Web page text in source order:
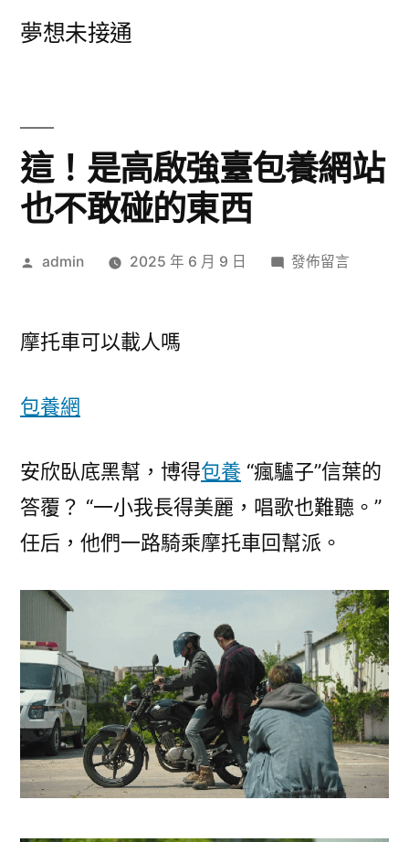
夢想未接通
這！是高啟強臺包養網站
也不敢碰的東西
作
admin 2025 年 6 月 9 日
在
養
站
也
敢
的
東
西〉
發佈留言
摩托車可以載人嗎
包養網
安欣臥底黑幫，博得包養 “瘋驢子”信葉的
答覆？ “一小我長得美麗，唱歌也難聽。”
任后，他們一路騎乘摩托車回幫派。